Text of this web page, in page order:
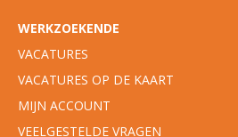
WERKZOEKENDE
VACATURES
VACATURES OP DE KAART
MIJN ACCOUNT
VEELGESTELDE VRAGEN